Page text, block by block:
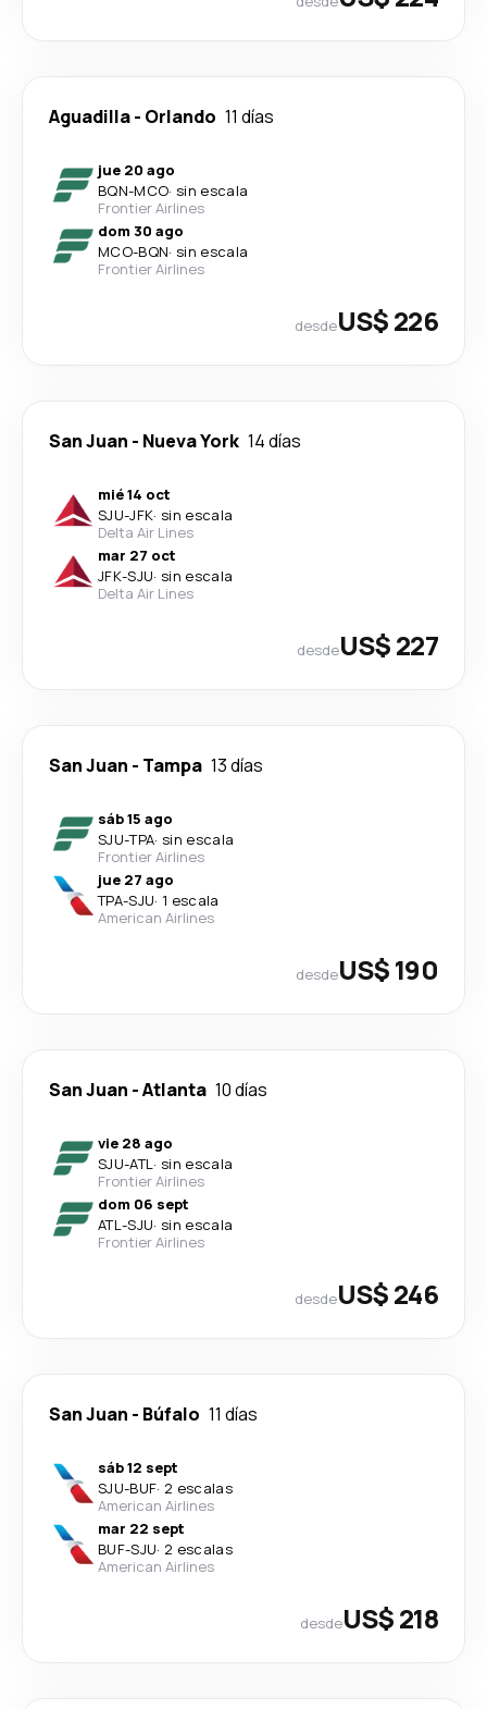
Aguadilla- Orlando 11 días
jue 20 ago
BQN-MCO· sin escala
Frontier Airlines
dom 30 ago
MCO-BQN· sin escala
Frontier Airlines
desdeUS$ 226
San Juan - Nueva York 14 días
mié 14 oct
SJU-JFK· sin escala
Delta Air Lines
mar 27 oct
JFK-SJU· sin escala
Delta Air Lines
desdeUS$ 227
San Juan - Tampa 13 días
sáb 15 ago
SJU-TPA· sin escala
Frontier Airlines
jue 27 ago
TPA-SJU· 1 escala
American Airlines
desdeUS$ 190
San Juan -Atlanta 10 días
vie 28 ago
SJU-ATL· sin escala
Frontier Airlines
dom 06 sept
ATL-SJU· sin escala
Frontier Airlines
desdeUS$ 246
San Juan - Búfalo 11 días
sáb 12 sept
SJU-BUF· 2 escalas
American Airlines
mar 22 sept
BUF-SJU· 2 escalas
American Airlines
desdeUS$ 218